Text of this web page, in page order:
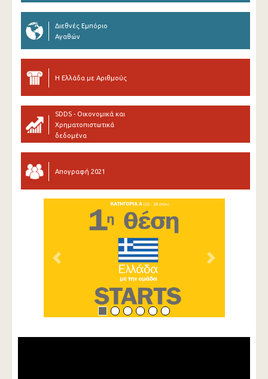
Διεθνές Εμπόριο
Αγαθών
Η Ελλάδα με Αριθμούς
SDDS - Οικονομικά και
Χρηματοπιστωτικά
δεδομένα
Απογραφή 2021
Previous Next